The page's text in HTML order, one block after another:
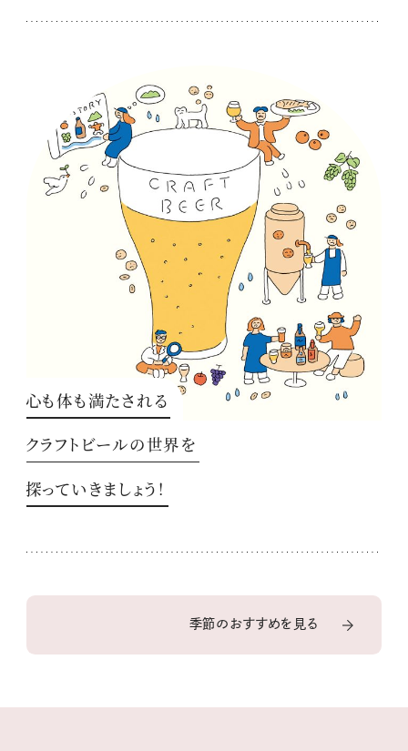
心も体も満たされる
クラフトビールの世界を
探っていきましょう！
季節のおすすめを見る